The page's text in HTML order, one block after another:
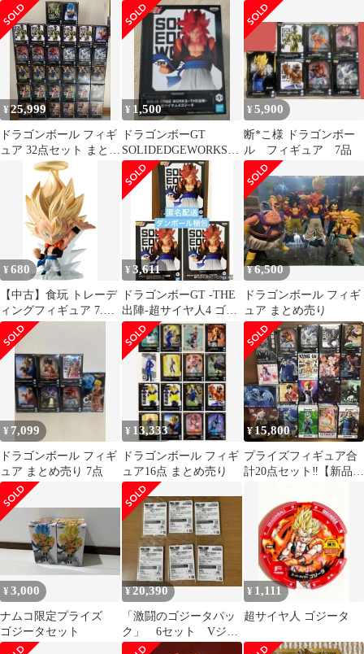
ト ト
点セット MATCH
MAKERS
¥25,999
ドラゴンボール フィギ
ュア 32点セット まとめ
¥ 1,500
ドラゴンボーGT
SOLIDEDGEWORKS-
THE出陣-超サイヤ人4
ゴジータ
¥5,900
断*こ様 ドラゴンボー
ル フィギュア 7品
¥680
【中古】食玩 トレーデ
ィングフィギュア 7.超
サイヤ人ゴジータ 「ド
ラゴンボール超戦士フ
ィギュア9」
¥3,611
ドラゴンボーGT -THE
出陣-超サイヤ人4 ゴジ
ータ 3個セット
¥6,500
ドラゴンボール フィギ
ュア まとめ売り
¥ 7,099
ドラゴンボール フィギ
ュア まとめ売り 7点
¥ 13,333
ドラゴンボール フィギ
ュア16点 まとめ売り
¥15,800
プライズフィギュア合
計20点セット‼︎【新品】
¥3,000
ナムコ限定プライズ
ゴジータセット
¥20,390
「激闘のゴジータパッ
ク」 6セット Vジャ
ンプ
¥ 1,111
超サイヤ人 ゴジータ